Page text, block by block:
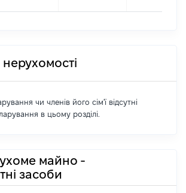
чи членів його сім'ї відсутні
в цьому розділі.
майно -
засоби